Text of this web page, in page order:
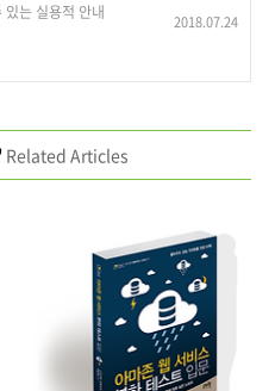
는 실용적 안내
2018.07.24
Related Articles